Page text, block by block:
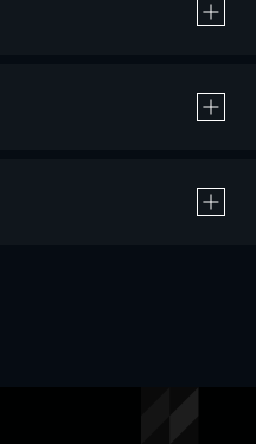
済による作品の購入 / レンタルです。
ンタルは、20％のポイント還元です。